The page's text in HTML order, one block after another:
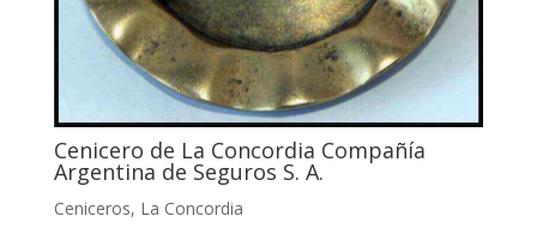
Cenicero de La Concordia Compañía
Argentina de Seguros S. A.
Ceniceros, La Concordia